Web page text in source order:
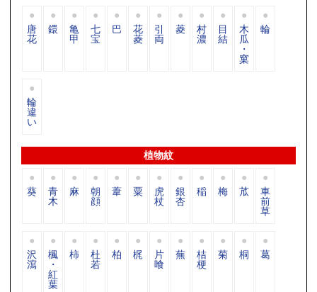
唐
花
鐶 亀
甲
七
宝
巴 花
菱
引
両
菱 村
濃
目
結
木
瓜
・
窠
輪
輪
違
い
植物紋
葵 青
木
麻 朝
顔
葦 粟 虎
杖
銀
杏
稲 梅 苽 車
前
草
沢
瀉
楓
・
紅
葉
柿 杜
若
柏 梶 片
喰
蕪 桔
梗
菊 桐 葛